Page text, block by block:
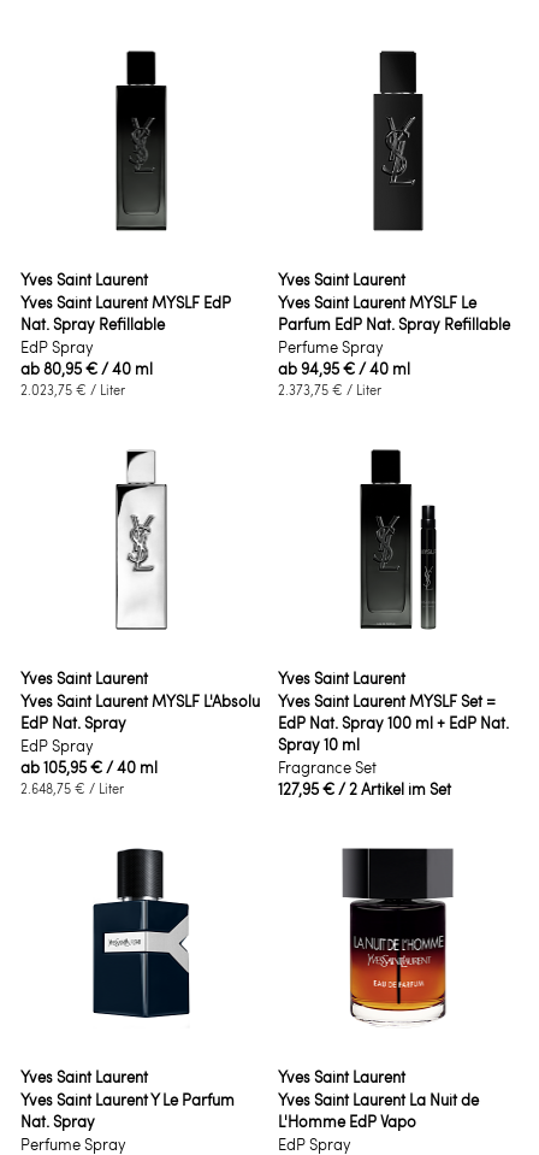
Yves Saint Laurent
Yves Saint Laurent MYSLF EdP
Nat. Spray Refillable
EdP Spray
ab80,95 €/ 40 ml
2.023,75 € / Liter
Yves Saint Laurent
Yves Saint Laurent MYSLF Le
Parfum EdP Nat. Spray Refillable
Perfume Spray
ab94,95 €/ 40 ml
2.373,75 € / Liter
Yves Saint Laurent
Yves Saint Laurent MYSLF L'Absolu
EdP Nat. Spray
EdP Spray
ab105,95 €/ 40 ml
2.648,75 € / Liter
Yves Saint Laurent
Yves Saint Laurent MYSLF Set =
EdP Nat. Spray 100 ml + EdP Nat.
Spray 10 ml
Fragrance Set
127,95 €/ 2 Artikel im Set
Yves Saint Laurent
Yves Saint Laurent Y Le Parfum
Nat. Spray
Perfume Spray
Yves Saint Laurent
Yves Saint Laurent La Nuit de
L'Homme EdP Vapo
EdP Spray